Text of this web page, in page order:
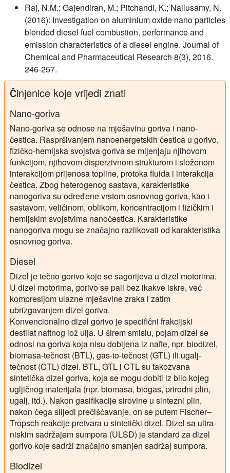
Raj, N.M.; Gajendiran, M.; Pitchandi, K.; Nallusamy, N.
(2016): Investigation on aluminium oxide nano particles
blended diesel fuel combustion, performance and
emission characteristics of a diesel engine. Journal of
Chemical and Pharmaceutical Research 8(3), 2016.
246-257.
Činjenice koje vrijedi znati
Nano-goriva
Nano-goriva se odnose na mješavinu goriva i nano-
čestica. Raspršivanjem nanoenergetskih čestica u gorivo,
fizičko-hemijska svojstva goriva se mijenjaju njihovom
funkcijom, njihovom disperzivnom strukturom i složenom
interakcijom prijenosa topline, protoka fluida i interakcija
čestica. Zbog heterogenog sastava, karakteristike
nanogoriva su određene vrstom osnovnog goriva, kao i
sastavom, veličinom, oblikom, koncentracijom i fizičkim i
hemijskim svojstvima nanočestica. Karakteristike
nanogoriva mogu se značajno razlikovati od karakteristika
osnovnog goriva.
Diesel
Dizel je tečno gorivo koje se sagorijeva u dizel motorima.
U dizel motorima, gorivo se pali bez ikakve iskre, već
kompresijom ulazne mješavine zraka i zatim
ubrizgavanjem dizel goriva.
Konvencionalno dizel gorivo je specifični frakcijski
destilat naftnog lož ulja. U širem smislu, pojam dizel se
odnosi na goriva koja nisu dobijena iz nafte, npr. biodizel,
biomasa-tečnost (BTL), gas-to-tečnost (GTL) ili ugalj-
tečnost (CTL) dizel. BTL, GTL i CTL su takozvana
sintetička dizel goriva, koja se mogu dobiti iz bilo kojeg
ugljičnog materijala (npr. biomasa, biogas, prirodni plin,
ugalj, itd.). Nakon gasifikacije sirovine u sintezni plin,
nakon čega slijedi prečišćavanje, on se putem Fischer–
Tropsch reakcije pretvara u sintetički dizel. Dizel sa ultra-
niskim sadržajem sumpora (ULSD) je standard za dizel
gorivo koje sadrži značajno smanjen sadržaj sumpora.
Biodizel